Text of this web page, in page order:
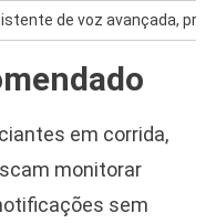
de voz avançada,
em corrida,
monitorar
sem